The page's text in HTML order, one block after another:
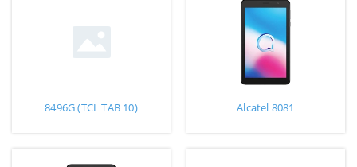
8496G (TCL TAB 10) Alcatel 8081